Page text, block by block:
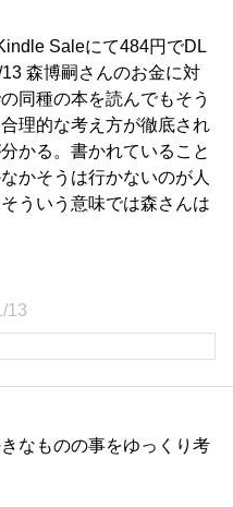
Saleにて484円でDL
森博嗣さんのお金に対
同種の本を読んでもそう
理的な考え方が徹底され
かる。書かれていること
かそうは行かないのが人
ういう意味では森さんは
13
なものの事をゆっくり考